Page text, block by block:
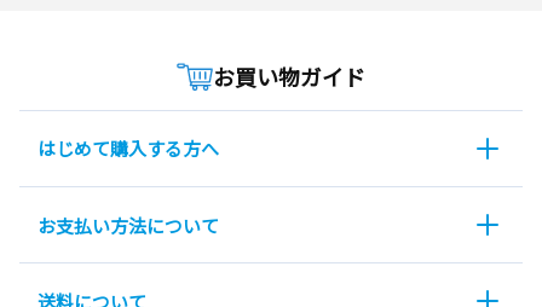
お買い物ガイド
はじめて購入する方へ
お支払い方法について
送料について